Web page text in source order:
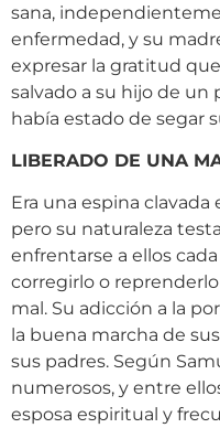
sana,
enfermedad, y su
expresar la gratitud
salvado a su hijo de
había estado de segar
LIBERADO DE UNA
Era una espina clavada
pero su naturaleza
enfrentarse a ellos
corregirlo o
mal. Su adicción a la
la buena marcha de
sus padres. Según
numerosos, y entre
esposa espiritual y